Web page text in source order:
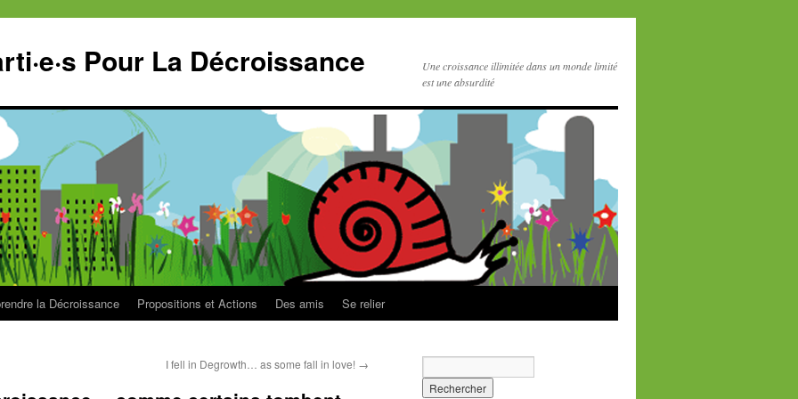
Pour La Décroissance
Une croissance illimitée dans un monde limité
est une absurdité
la Décroissance Propositions et Actions Des amis Se relier
I fell in Degrowth… as some fall in love! →